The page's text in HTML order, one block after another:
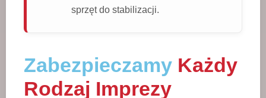
sprzęt do stabilizacji.
Zabezpieczamy Każdy
Rodzaj Imprezy